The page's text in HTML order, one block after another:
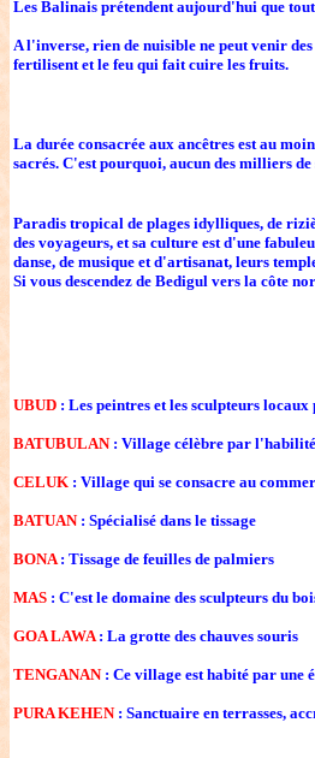
Les Balinais prétendent aujourd'hui que
A l'inverse, rien de nuisible ne peut venir
fertilisent et le feu qui fait cuire les fruits.
La durée consacrée aux ancêtres est au
sacrés. C'est pourquoi, aucun des milliers
Paradis tropical de plages idylliques, de
des voyageurs, et sa culture est d'une
danse, de musique et d'artisanat, leurs
Si vous descendez de Bedigul vers la côte
UBUD : Les peintres et les sculpteurs
BATUBULAN: Village célèbre par l'habilité
CELUK : Village qui se consacre au
BATUAN : Spécialisé dans le tissage
BONA: Tissage de feuilles de palmiers
MAS : C'est le domaine des sculpteurs du
GOA LAWA: La grotte des chauves souris
TENGANAN: Ce village est habité par une
PURA KEHEN: Sanctuaire en terrasses,